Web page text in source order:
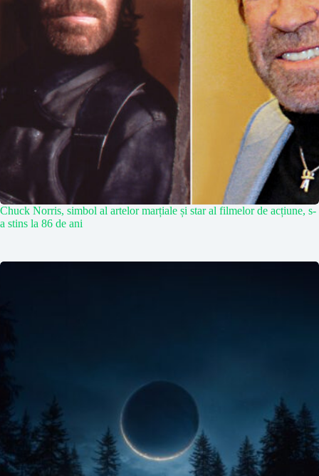
Chuck Norris, simbol al artelor marțiale și star al filmelor de acțiune, s-
a stins la 86 de ani